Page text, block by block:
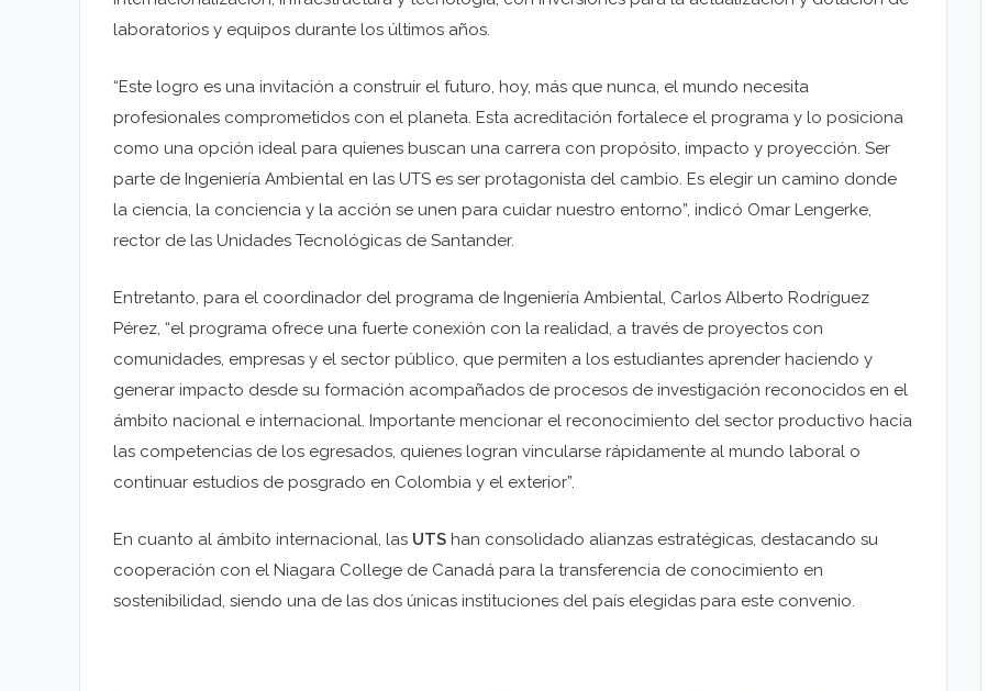
laboratorios y equipos durante los últimos años.
“Este logro es una invitación a construir el futuro, hoy, más que nunca, el mundo necesita
profesionales comprometidos con el planeta. Esta acreditación fortalece el programa y lo posiciona
como una opción ideal para quienes buscan una carrera con propósito, impacto y proyección. Ser
parte de Ingeniería Ambiental en las UTS es ser protagonista del cambio. Es elegir un camino donde
la ciencia, la conciencia y la acción se unen para cuidar nuestro entorno”, indicó Omar Lengerke,
rector de las Unidades Tecnológicas de Santander.
Entretanto, para el coordinador del programa de Ingeniería Ambiental, Carlos Alberto Rodríguez
Pérez, “el programa ofrece una fuerte conexión con la realidad, a través de proyectos con
comunidades, empresas y el sector público, que permiten a los estudiantes aprender haciendo y
generar impacto desde su formación acompañados de procesos de investigación reconocidos en el
ámbito nacional e internacional. Importante mencionar el reconocimiento del sector productivo hacia
las competencias de los egresados, quienes logran vincularse rápidamente al mundo laboral o
continuar estudios de posgrado en Colombia y el exterior”.
En cuanto al ámbito internacional, las UTS han consolidado alianzas estratégicas, destacando su
cooperación con el Niagara College de Canadá para la transferencia de conocimiento en
sostenibilidad, siendo una de las dos únicas instituciones del país elegidas para este convenio.